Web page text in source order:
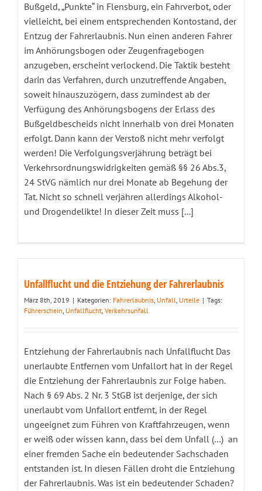
Bußgeld, „Punkte“ in Flensburg, ein Fahrverbot, oder
vielleicht, bei einem entsprechenden Kontostand, der
Entzug der Fahrerlaubnis. Nun einen anderen Fahrer
im Anhörungsbogen oder Zeugenfragebogen
anzugeben, erscheint verlockend. Die Taktik besteht
darin das Verfahren, durch unzutreffende Angaben,
soweit hinauszuzögern, dass zumindest ab der
Verfügung des Anhörungsbogens der Erlass des
Bußgeldbescheids nicht innerhalb von drei Monaten
erfolgt. Dann kann der Verstoß nicht mehr verfolgt
werden! Die Verfolgungsverjährung beträgt bei
Verkehrsordnungswidrigkeiten gemäß §§ 26 Abs.3,
24 StVG nämlich nur drei Monate ab Begehung der
Tat. Nicht so schnell verjähren allerdings Alkohol-
und Drogendelikte! In dieser Zeit muss [...]
Unfallflucht und die Entziehung der Fahrerlaubnis
März 8th, 2019 | Kategorien: Fahrerlaubnis, Unfall, Urteile | Tags:
Führerschein, Unfallflucht, Verkehrsunfall
Entziehung der Fahrerlaubnis nach Unfallflucht Das
unerlaubte Entfernen vom Unfallort hat in der Regel
die Entziehung der Fahrerlaubnis zur Folge haben.
Nach § 69 Abs. 2 Nr. 3 StGB ist derjenige, der sich
unerlaubt vom Unfallort entfernt, in der Regel
ungeeignet zum Führen von Kraftfahrzeugen, wenn
er weiß oder wissen kann, dass bei dem Unfall (…) an
einer fremden Sache ein bedeutender Sachschaden
entstanden ist. In diesen Fällen droht die Entziehung
der Fahrerlaubnis. Was ist ein bedeutender Schaden?